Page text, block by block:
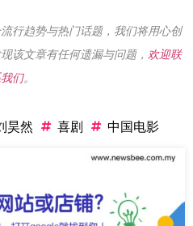
行趋势与热门话题，我们将用心创
该文章有任何遗漏与问题， 欢迎联
们。
昊然 喜剧 中国电影